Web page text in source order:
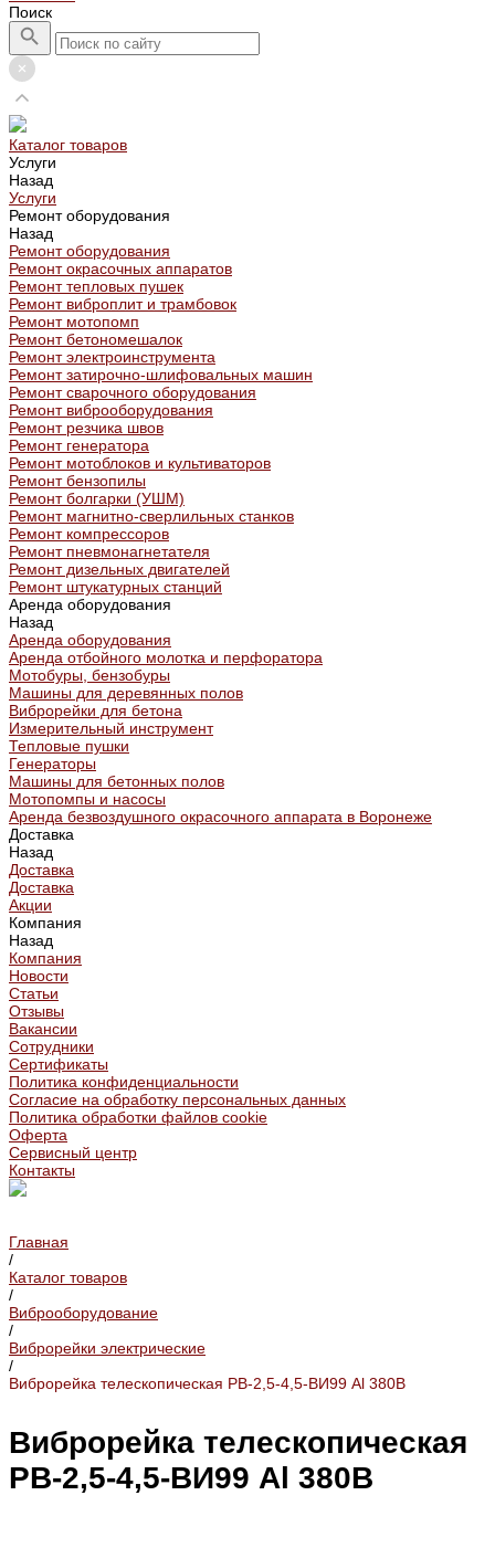
Поиск
Каталог товаров
Услуги
Назад
Услуги
Ремонт оборудования
Назад
Ремонт оборудования
Ремонт окрасочных аппаратов
Ремонт тепловых пушек
Ремонт виброплит и трамбовок
Ремонт мотопомп
Ремонт бетономешалок
Ремонт электроинструмента
Ремонт затирочно-шлифовальных машин
Ремонт сварочного оборудования
Ремонт виброоборудования
Ремонт резчика швов
Ремонт генератора
Ремонт мотоблоков и культиваторов
Ремонт бензопилы
Ремонт болгарки (УШМ)
Ремонт магнитно-сверлильных станков
Ремонт компрессоров
Ремонт пневмонагнетателя
Ремонт дизельных двигателей
Ремонт штукатурных станций
Аренда оборудования
Назад
Аренда оборудования
Аренда отбойного молотка и перфоратора
Мотобуры, бензобуры
Машины для деревянных полов
Виброрейки для бетона
Измерительный инструмент
Тепловые пушки
Генераторы
Машины для бетонных полов
Мотопомпы и насосы
Аренда безвоздушного окрасочного аппарата в Воронеже
Доставка
Назад
Доставка
Доставка
Акции
Компания
Назад
Компания
Новости
Статьи
Отзывы
Вакансии
Сотрудники
Сертификаты
Политика конфиденциальности
Согласие на обработку персональных данных
Политика обработки файлов cookie
Оферта
Сервисный центр
Контакты
Главная
/
Каталог товаров
/
Виброоборудование
/
Виброрейки электрические
/
Виброрейка телескопическая РВ-2,5-4,5-ВИ99 Al 380В
Виброрейка телескопическая
РВ-2,5-4,5-ВИ99 Al 380В